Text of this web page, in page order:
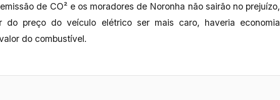
de CO² e os moradores de Noronha não sairão no prejuízo,
do preço do veículo elétrico ser mais caro, haveria economia
do combustível.